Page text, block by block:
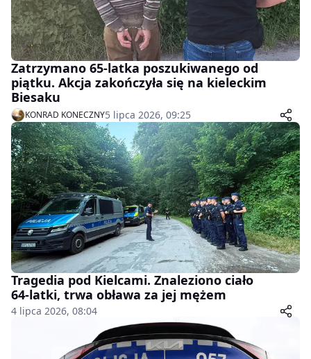
Zatrzymano 65-latka poszukiwanego od
piątku. Akcja zakończyła się na kieleckim
Biesaku
KONRAD KONECZNY5 lipca 2026, 09:25
Tragedia pod Kielcami. Znaleziono ciało
64-latki, trwa obława za jej mężem
4 lipca 2026, 08:04